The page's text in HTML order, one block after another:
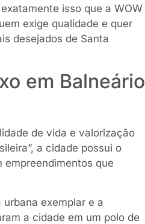
isso que a WOW
exige qualidade e quer
desejados de Santa
em Balneário
de vida e valorização
a cidade possui o
empreendimentos que
exemplar e a
a cidade em um polo de